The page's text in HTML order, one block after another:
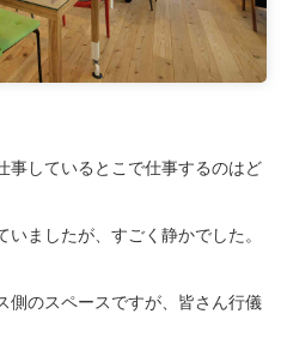
事しているとこで仕事するのはど
ましたが、すごく静かでした。
側のスペースですが、皆さん行儀